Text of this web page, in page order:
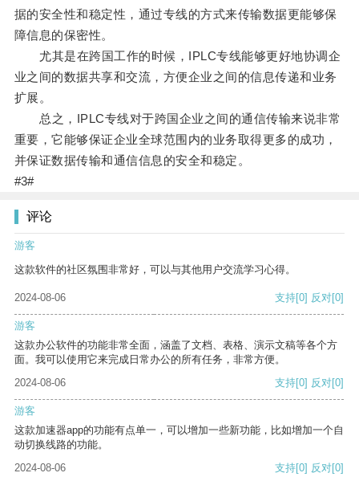
据的安全性和稳定性，通过专线的方式来传输数据更能够保
障信息的保密性。
尤其是在跨国工作的时候，IPLC专线能够更好地协调企
业之间的数据共享和交流，方便企业之间的信息传递和业务
扩展。
总之，IPLC专线对于跨国企业之间的通信传输来说非常
重要，它能够保证企业全球范围内的业务取得更多的成功，
并保证数据传输和通信信息的安全和稳定。
#3#
评论
游客
这款软件的社区氛围非常好，可以与其他用户交流学习心得。
2024-08-06 支持[0] 反对[0]
游客
这款办公软件的功能非常全面，涵盖了文档、表格、演示文稿等各个方
面。我可以使用它来完成日常办公的所有任务，非常方便。
2024-08-06
支持[0] 反对[0]
游客
这款加速器app的功能有点单一，可以增加一些新功能，比如增加一个自
动切换线路的功能。
2024-08-06
支持[0] 反对[0]